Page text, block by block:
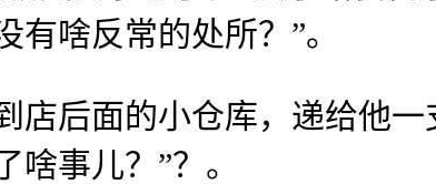
有啥反常的处所？”。
后面的小仓库，递给他一
啥事儿？”？。